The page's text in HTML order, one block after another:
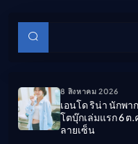
บทความย่อย
8 สิงหาคม 2026
เอนโด ริน่า นักพา
โตบุ๊กเล่มแรก 6 ต
ลายเซ็น